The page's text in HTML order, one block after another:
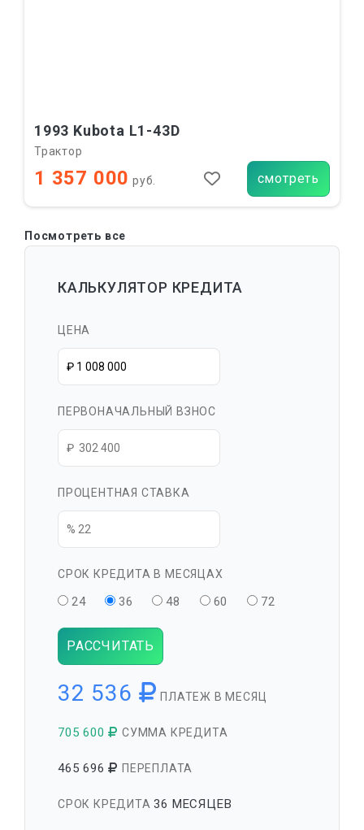
1993 Kubota L1-43D
Трактор
1 357 000 руб. смотреть
Посмотреть все
КАЛЬКУЛЯТОР КРЕДИТА
ЦЕНА
ПЕРВОНАЧАЛЬНЫЙ ВЗНОС
ПРОЦЕНТНАЯ СТАВКА
СРОК КРЕДИТА В МЕСЯЦАХ
24 36 48 60 72
РАССЧИТАТЬ
32 536 ПЛАТЕЖ В МЕСЯЦ
705 600 СУММА КРЕДИТА
465 696 ПЕРЕПЛАТА
СРОК КРЕДИТА36 МЕСЯЦЕВ